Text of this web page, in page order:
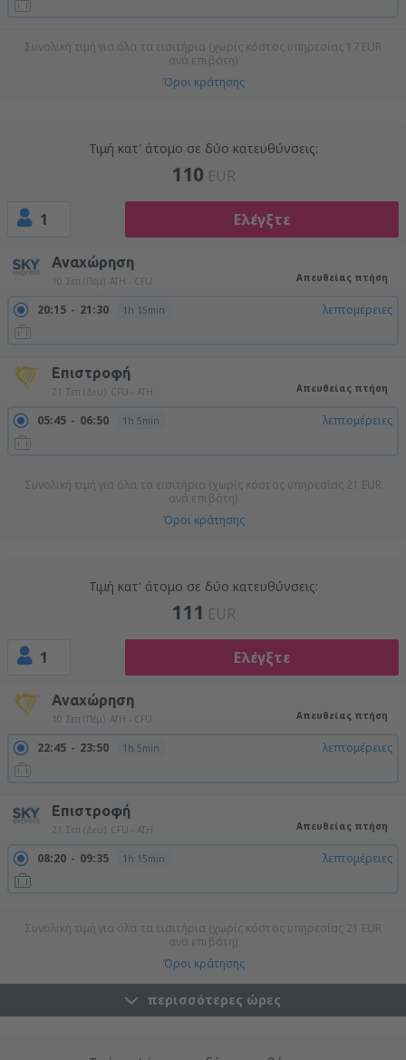
Συνολική τιμή για όλα τα εισιτήρια (χωρίς κόστος υπηρεσίας 17 EUR
ανά επιβάτη)
Όροι κράτησης
Τιμή κατ' άτομο σε δύο κατευθύνσεις:
110 EUR
1 Ελέγξτε
Αναχώρηση
10 Σεπ (Πέμ) ATH - CFU Απευθείας πτήση
20:15 21:30 1h 15min λεπτομέρειες
Επιστροφή
21 Σεπ (Δευ) CFU - ATH Απευθείας πτήση
05:45 06:50 1h 5min λεπτομέρειες
Συνολική τιμή για όλα τα εισιτήρια (χωρίς κόστος υπηρεσίας 21 EUR
ανά επιβάτη)
Όροι κράτησης
Τιμή κατ' άτομο σε δύο κατευθύνσεις:
111 EUR
1 Ελέγξτε
Αναχώρηση
10 Σεπ (Πέμ) ATH - CFU Απευθείας πτήση
22:45 23:50 1h 5min λεπτομέρειες
Επιστροφή
21 Σεπ (Δευ) CFU - ATH Απευθείας πτήση
08:20 09:35 1h 15min λεπτομέρειες
Συνολική τιμή για όλα τα εισιτήρια (χωρίς κόστος υπηρεσίας 21 EUR
ανά επιβάτη)
Όροι κράτησης
περισσότερες ώρες